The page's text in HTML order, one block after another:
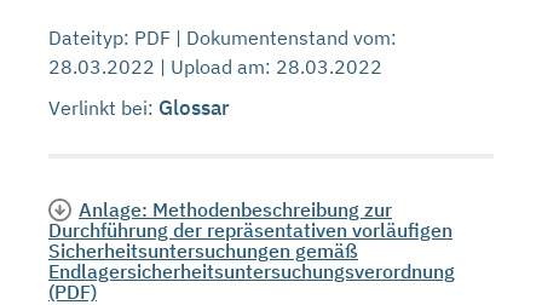
Dateityp: PDF | Dokumentenstand vom:
28.03.2022 | Upload am: 28.03.2022
Verlinkt bei: Glossar
Anlage: Methodenbeschreibung zur
Durchführung der repräsentativen vorläufigen
Sicherheitsuntersuchungen gemäß
Endlagersicherheitsuntersuchungsverordnung
(PDF)